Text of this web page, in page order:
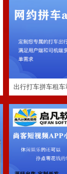
出行打车拼车租
制软件开发搭建
任务分销佣金